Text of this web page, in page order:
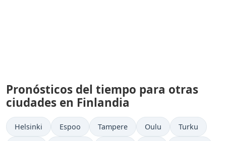
Pronósticos del tiempo para otras
ciudades en Finlandia
Helsinki Espoo Tampere Oulu Turku